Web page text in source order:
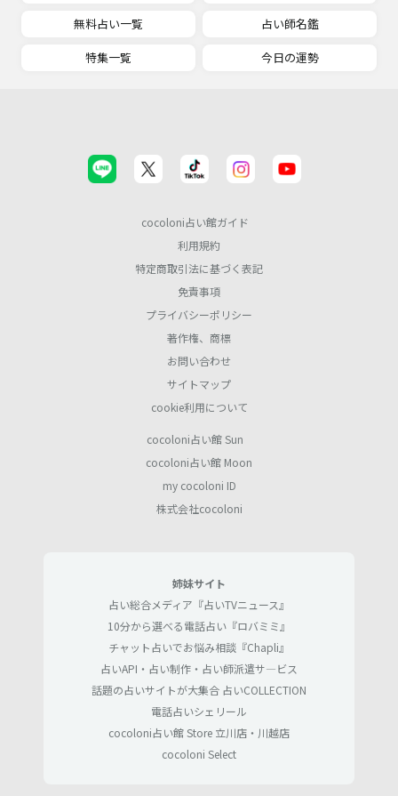
無料占い一覧
占い師名鑑
特集一覧
今日の運勢
cocoloni占い館ガイド
利用規約
特定商取引法に基づく表記
免責事項
プライバシーポリシー
著作権、商標
お問い合わせ
サイトマップ
cookie利用について
cocoloni占い館 Sun
cocoloni占い館 Moon
my cocoloni ID
株式会社cocoloni
姉妹サイト
占い総合メディア『占いTVニュース』
10分から選べる電話占い『ロバミミ』
チャット占いでお悩み相談『Chapli』
占いAPI・占い制作・占い師派遣サ―ビス
話題の占いサイトが大集合 占いCOLLECTION
電話占いシェリール
cocoloni占い館 Store 立川店・川越店
cocoloni Select